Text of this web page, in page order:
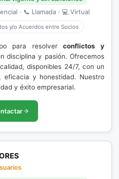
· 📞 Llamada · 💻 Virtual
y/o Acuerdos entre Socios
para resolverconflictos y
disciplina y pasión. Ofrecemos
disponibles 24/7, con un
eficacia y honestidad. Nuestro
y éxito empresarial.